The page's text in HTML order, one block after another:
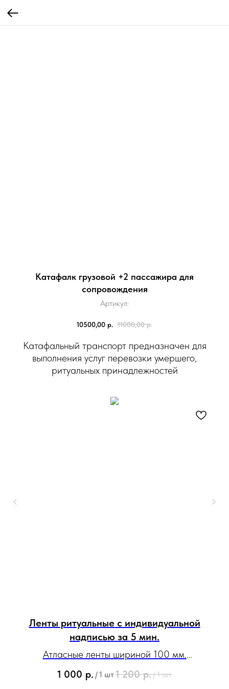
Катафалк грузовой +2 пассажира для
сопровождения
Артикул:
10500,00 р. 11000,00 р.
Катафальный транспорт предназначен для
выполнения услуг перевозки умершего,
ритуальных принадлежностей
Ленты ритуальные с индивидуальной
надписью за 5 мин.
Атласные ленты шириной 100 мм.
рисунков.
1 000 р. /1 шт1 200 р./1 шт